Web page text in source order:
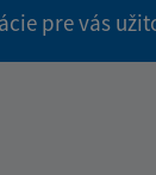
pre vás